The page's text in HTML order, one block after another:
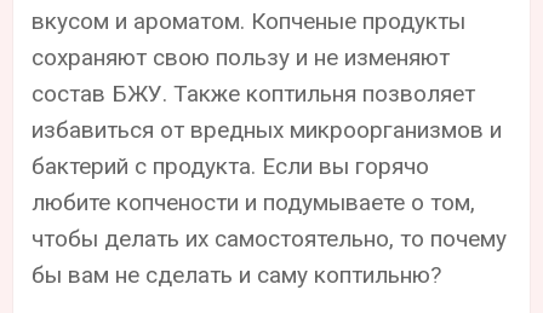
вкусом и ароматом. Копченые продукты
сохраняют свою пользу и не изменяют
состав БЖУ. Также коптильня позволяет
избавиться от вредных микроорганизмов и
бактерий с продукта. Если вы горячо
любите копчености и подумываете о том,
чтобы делать их самостоятельно, то почему
бы вам не сделать и саму коптильню?